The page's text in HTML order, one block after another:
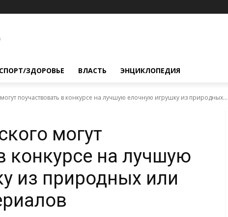
СПОРТ/ЗДОРОВЬЕ ВЛАСТЬ ЭНЦИКЛОПЕДИЯ
поучаствовать в конкурсе на лучшую елочную игрушку из природных...
могут
конкурсе на лучшую
из природных или